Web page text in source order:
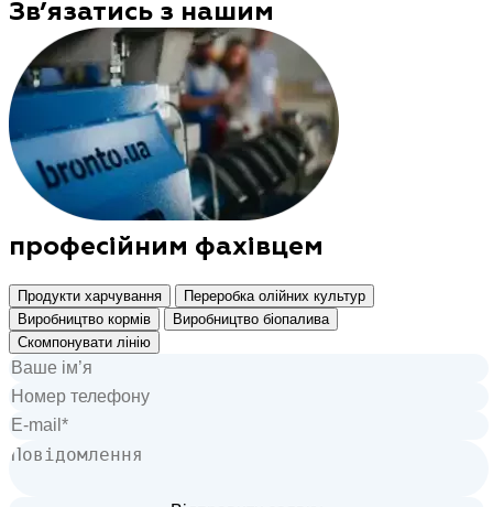
Зв’язатись з нашим
професійним фахівцем
Продукти харчування
Переробка олійних культур
Виробництво кормів
Виробництво біопалива
Скомпонувати лінію